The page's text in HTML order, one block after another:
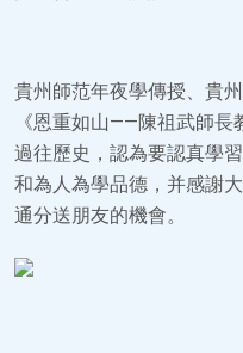
貴州師范年夜學傳授、貴
《恩重如山——陳祖武師
過往歷史，認為要認真學
和為人為學品德，并感謝
通分送朋友的機會。